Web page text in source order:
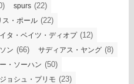
spurs (22)
ス・ポール (22)
タ・ベイツ・ディオプ(12)
ン (66) サディアス・ヤング (8)
・ソーハン (50)
ジョシュ・プリモ (23)